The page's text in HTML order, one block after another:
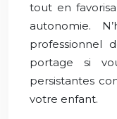
tout en
autonomie.
professionnel
portage si
persistantes
votre enfant.